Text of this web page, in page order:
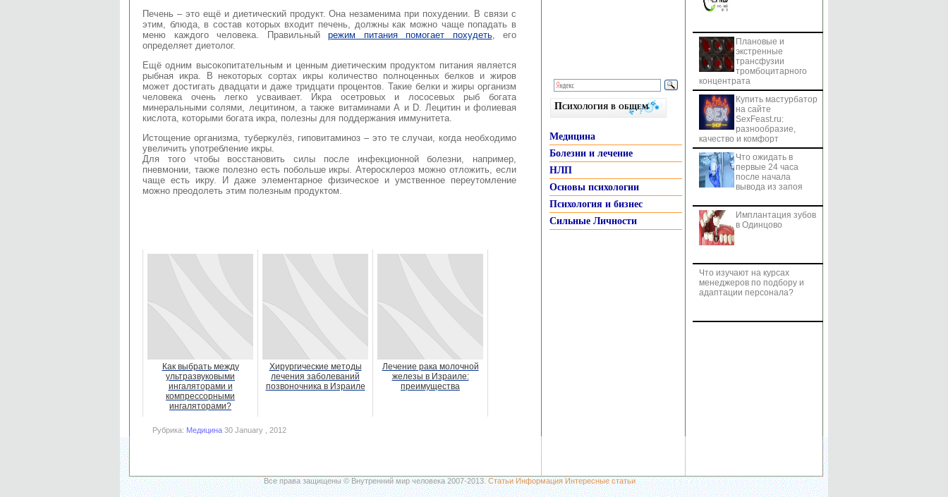
Печень – это ещё и диетический продукт. Она незаменима при похудении. В связи с
этим, блюда, в состав которых входит печень, должны как можно чаще попадать в
меню каждого человека. Правильный режим питания помогает похудеть, его
определяет диетолог.
Ещё одним высокопитательным и ценным диетическим продуктом питания является
рыбная икра. В некоторых сортах икры количество полноценных белков и жиров
может достигать двадцати и даже тридцати процентов. Такие белки и жиры организм
человека очень легко усваивает. Икра осетровых и лососевых рыб богата
минеральными солями, лецитином, а также витаминами А и D. Лецитин и фолиевая
кислота, которыми богата икра, полезны для поддержания иммунитета.
Истощение организма, туберкулёз, гиповитаминоз – это те случаи, когда необходимо
увеличить употребление икры.
Для того чтобы восстановить силы после инфекционной болезни, например,
пневмонии, также полезно есть побольше икры. Атеросклероз можно отложить, если
чаще есть икру. И даже элементарное физическое и умственное переутомление
можно преодолеть этим полезным продуктом.
Как выбрать между
ультразвуковыми
ингаляторами и
компрессорными
ингаляторами?
Хирургические методы
лечения заболеваний
позвоночника в Израиле
Лечение рака молочной
железы в Израиле:
преимущества
Рубрика: Медицина 30 January , 2012
Психология в общем
Медицина
Болезни и лечение
НЛП
Основы психологии
Психология и бизнес
Сильные Личности
Плановые и
экстренные
трансфузии
тромбоцитарного
концентрата
Купить мастурбатор
на сайте
SexFeast.ru:
разнообразие,
качество и комфорт
Что ожидать в
первые 24 часа
после начала
вывода из запоя
Имплантация зубов
в Одинцово
Что изучают на курсах
менеджеров по подбору и
адаптации персонала?
Все права защищены © Внутренний мир человека 2007-2013.Статьи Информация Интересные статьи